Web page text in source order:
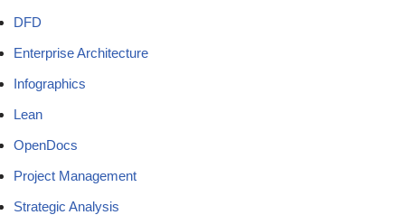
DFD
Enterprise Architecture
Infographics
Lean
OpenDocs
Project Management
Strategic Analysis